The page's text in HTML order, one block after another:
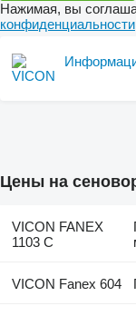
Нажимая, вы
конфиденциальности
Цены на
VICON FANEX
1103 C
VICON Fanex 604